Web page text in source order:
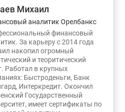
Михаил
аналитик Орелбанкс
финансовый
За карьеру с 2014 года
накопил огромный
и теоритический
Работал в крупных
Быстроденьги, Банк
Интеркредит. Окончил
Государственный
имеет сертификаты по